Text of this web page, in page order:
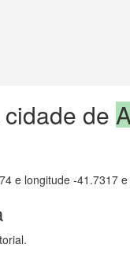
cidade de
e longitude -41.7317